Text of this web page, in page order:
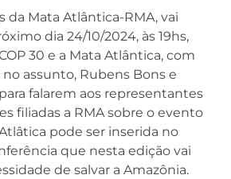
da Mata Atlântica-RMA, vai
dia 24/10/2024, às 19hs,
30 e a Mata Atlântica, com
assunto, Rubens Bons e
falarem aos representantes
filiadas a RMA sobre o evento
pode ser inserida no
que nesta edição vai
de salvar a Amazônia.